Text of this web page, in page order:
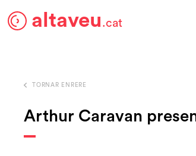
altaveu.cat
TORNAR ENRERE
Arthur Caravan